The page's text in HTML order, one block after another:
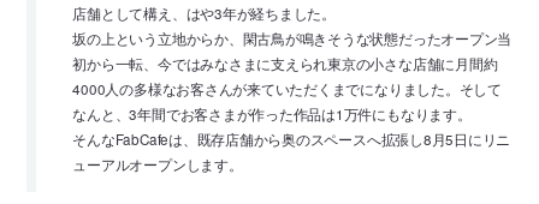
店舗として構え、はや3年が経ちました。
坂の上という立地からか、閑古鳥が鳴きそうな状態だったオープン当
初から一転、今ではみなさまに支えられ東京の小さな店舗に月間約
4000人の多様なお客さんが来ていただくまでになりました。そして
なんと、3年間でお客さまが作った作品は1万件にもなります。
そんなFabCafeは、既存店舗から奥のスペースへ拡張し8月5日にリニ
ューアルオープンします。